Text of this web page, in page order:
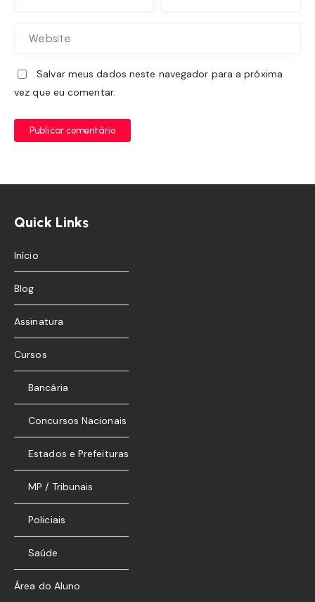
Salvar meus dados neste navegador para a próxima
vez que eu comentar.
Publicar comentário
Quick Links
Início
Blog
Assinatura
Cursos
Bancária
Concursos Nacionais
Estados e Prefeituras
MP / Tribunais
Policiais
Saúde
Área do Aluno